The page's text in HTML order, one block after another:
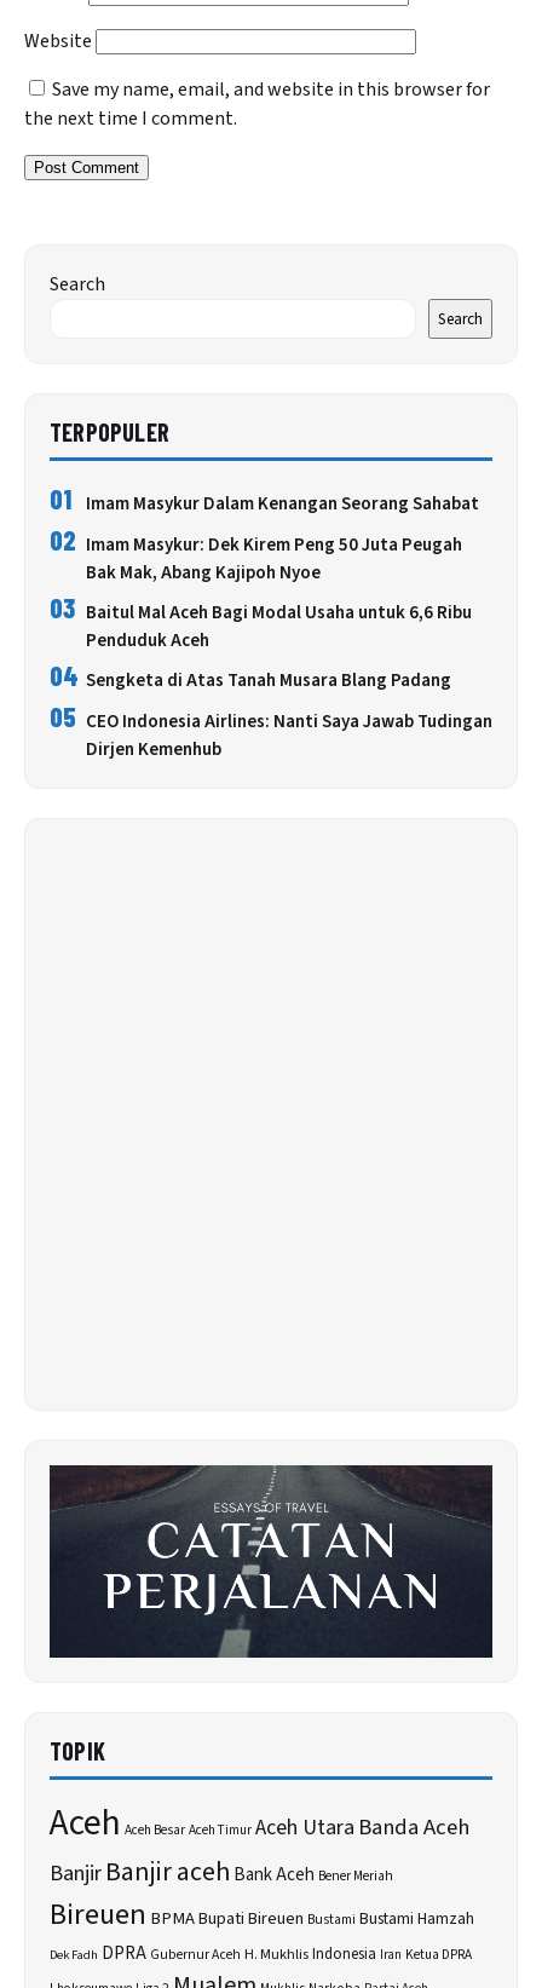
Website
Save my name, email, and website in this browser for
the next time I comment.
Search
Search
TERPOPULER
01 Imam Masykur Dalam Kenangan Seorang Sahabat
02 Imam Masykur: Dek Kirem Peng 50 Juta Peugah
Bak Mak, Abang Kajipoh Nyoe
03 Baitul Mal Aceh Bagi Modal Usaha untuk 6,6 Ribu
Penduduk Aceh
04 Sengketa di Atas Tanah Musara Blang Padang
05 CEO Indonesia Airlines: Nanti Saya Jawab Tudingan
Dirjen Kemenhub
TOPIK
Aceh Aceh Besar Aceh Timur Aceh Utara Banda Aceh
BanjirBanjir aceh Bank Aceh Bener Meriah
Bireuen BPMABupati Bireuen Bustami Bustami Hamzah
Dek Fadh DPRA Gubernur Aceh H. MukhlisIndonesia Iran Ketua DPRA